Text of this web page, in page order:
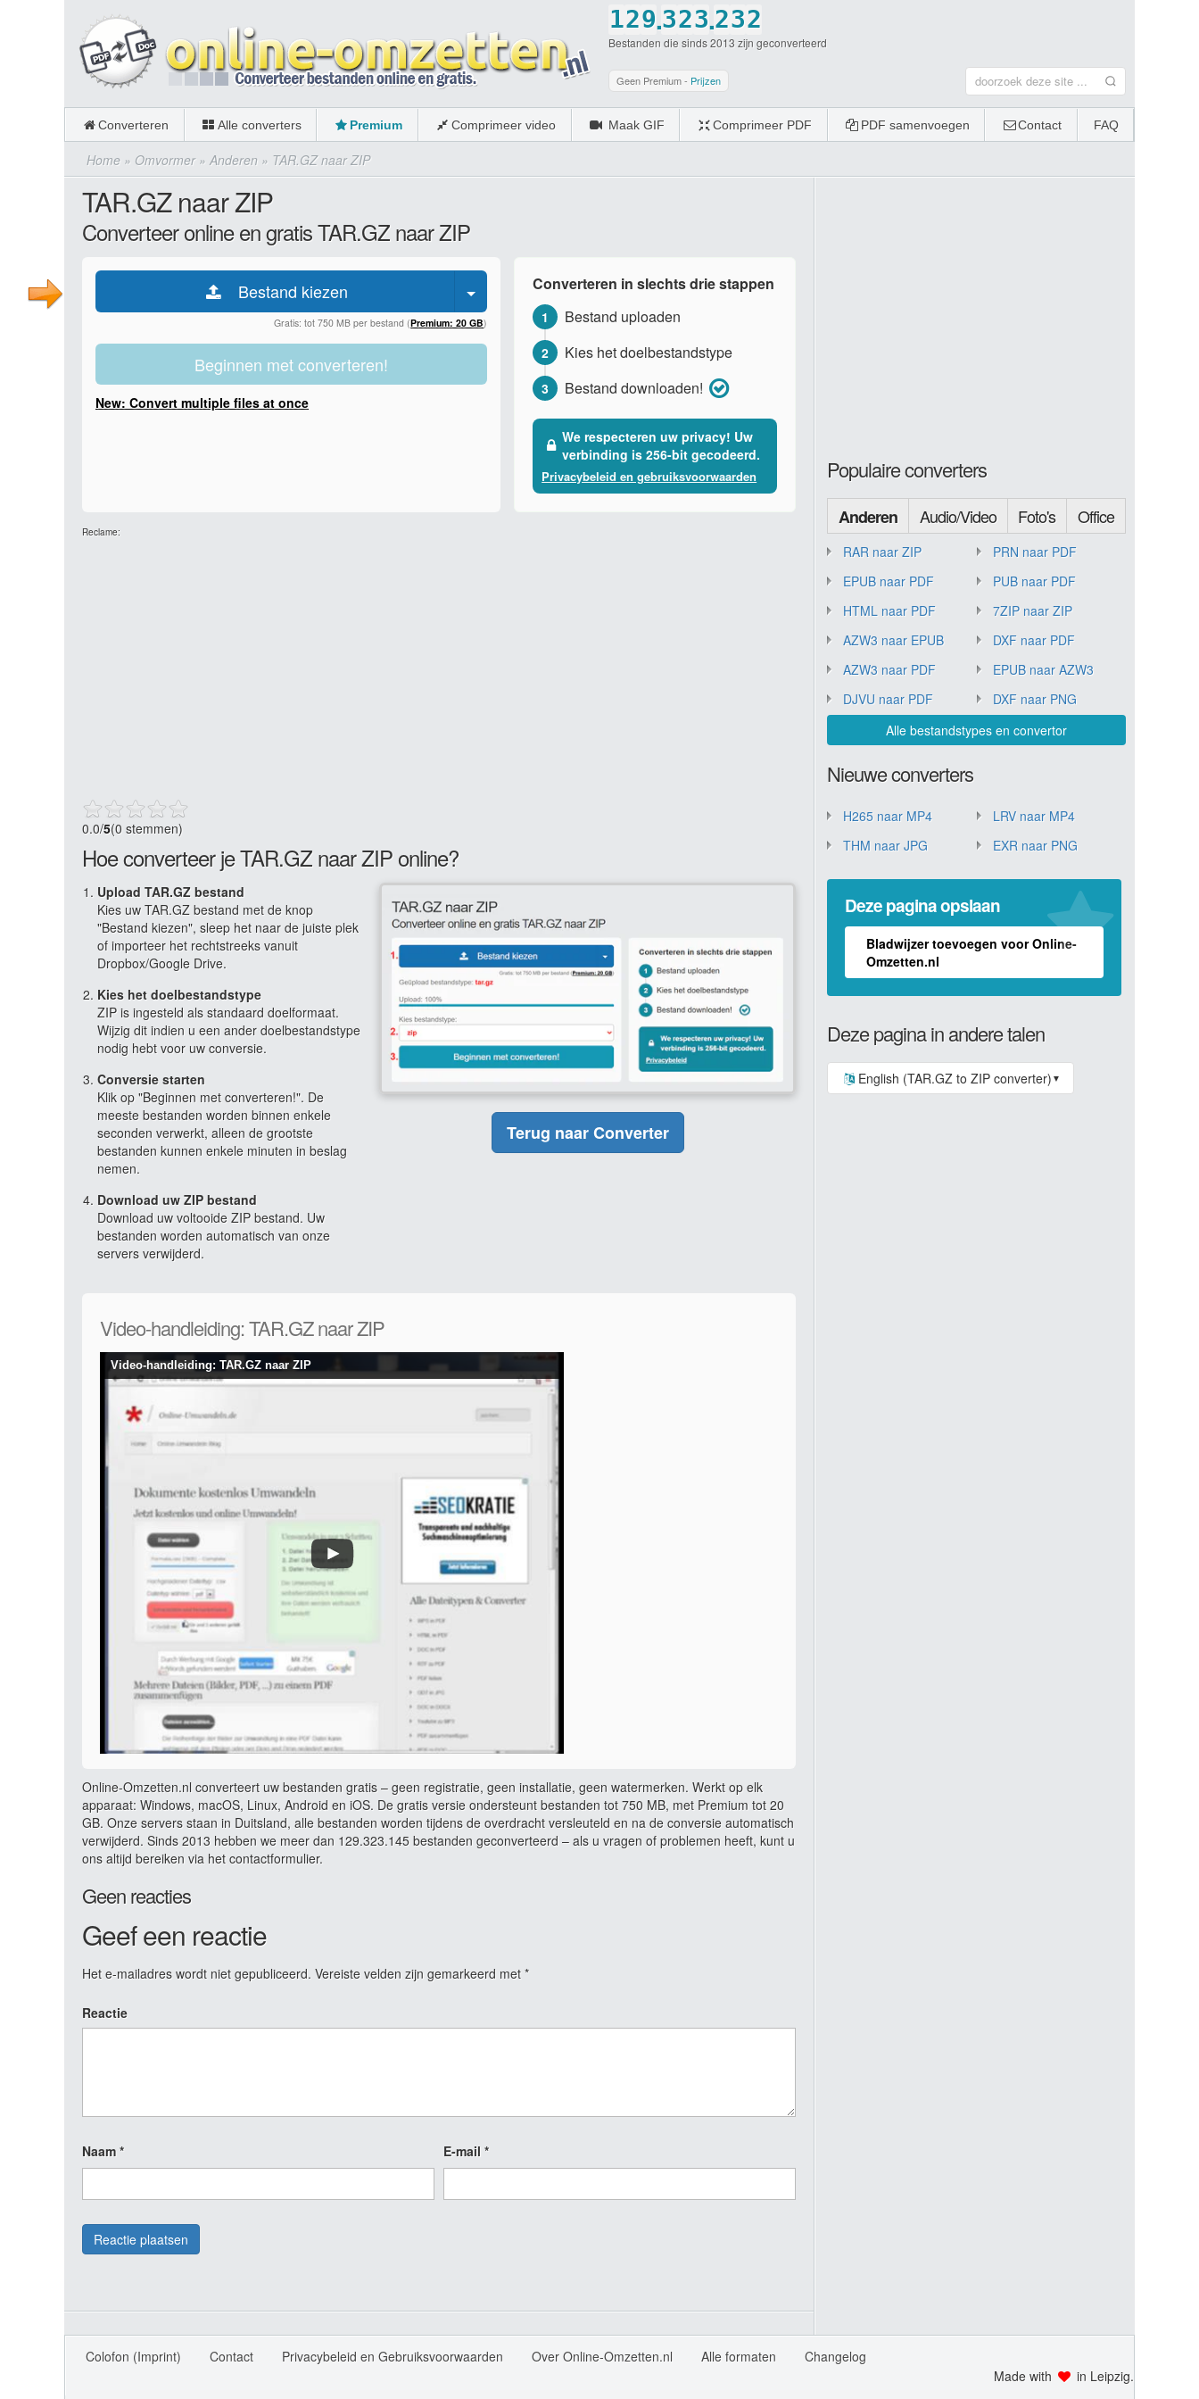
1
2
3
4
5
6
0
2
3
4
5
6
7
9
0
.3
4
5
6
7
8
2
3
4
5
6
7
3
4
5
6
7
8
.2
3
4
5
6
7
3
4
6
7
8
2
3
5
6
7
Bestanden die sinds 2013 zijn geconverteerd
Geen Premium - Prijzen
Converteren Alle converters Premium Comprimeer video Maak GIF Comprimeer PDF PDF samenvoegen Contact FAQ
Home » Omvormer» Anderen » TAR.GZ naar ZIP
TAR.GZ naar ZIP
Converteer online en gratis TAR.GZ naar ZIP
Bestand kiezen
Gratis: tot 750 MB per bestand (Premium: 20 GB)
Beginnen met converteren!
New: Convert multiple files at once
Converteren in slechts drie stappen
1 Bestand uploaden
2 Kies het doelbestandstype
3 Bestand downloaden!
We respecteren uw privacy! Uw
verbinding is 256-bit gecodeerd.
Privacybeleid en gebruiksvoorwaarden
Reclame:
0.0/5(0 stemmen)
Hoe converteer je TAR.GZ naar ZIP online?
Upload TAR.GZ bestand
Kies uw TAR.GZ bestand met de knop
"Bestand kiezen", sleep het naar de juiste plek
of importeer het rechtstreeks vanuit
Dropbox/Google Drive.
Kies het doelbestandstype
ZIP is ingesteld als standaard doelformaat.
Wijzig dit indien u een ander doelbestandstype
nodig hebt voor uw conversie.
Conversie starten
Klik op "Beginnen met converteren!". De
meeste bestanden worden binnen enkele
seconden verwerkt, alleen de grootste
bestanden kunnen enkele minuten in beslag
nemen.
Download uw ZIP bestand
Download uw voltooide ZIP bestand. Uw
bestanden worden automatisch van onze
servers verwijderd.
Terug naar Converter
Video-handleiding: TAR.GZ naar ZIP
Video-handleiding: TAR.GZ naar ZIP
Online-Omzetten.nl converteert uw bestanden gratis – geen registratie, geen installatie, geen watermerken. Werkt op elk
apparaat: Windows, macOS, Linux, Android en iOS. De gratis versie ondersteunt bestanden tot 750 MB, met Premium tot 20
GB. Onze servers staan in Duitsland, alle bestanden worden tijdens de overdracht versleuteld en na de conversie automatisch
verwijderd. Sinds 2013 hebben we meer dan 129.323.145 bestanden geconverteerd – als u vragen of problemen heeft, kunt u
ons altijd bereiken via het contactformulier.
Geen reacties
Geef een reactie
Het e-mailadres wordt niet gepubliceerd. Vereiste velden zijn gemarkeerd met *
Reactie
Naam * E-mail *
Populaire converters
Anderen Audio/Video Foto's Office
RAR naar ZIP
PRN naar PDF
EPUB naar PDF
PUB naar PDF
HTML naar PDF
7ZIP naar ZIP
AZW3 naar EPUB
DXF naar PDF
AZW3 naar PDF
EPUB naar AZW3
DJVU naar PDF
DXF naar PNG
Alle bestandstypes en convertor
Nieuwe converters
H265 naar MP4
LRV naar MP4
THM naar JPG
EXR naar PNG
Deze pagina opslaan
Bladwijzer toevoegen voor Online-
Omzetten.nl
Deze pagina in andere talen
English (TAR.GZ to ZIP converter) ▼
Colofon (Imprint) Contact Privacybeleid en Gebruiksvoorwaarden Over Online-Omzetten.nl Alle formaten
Changelog
Made with
in Leipzig.